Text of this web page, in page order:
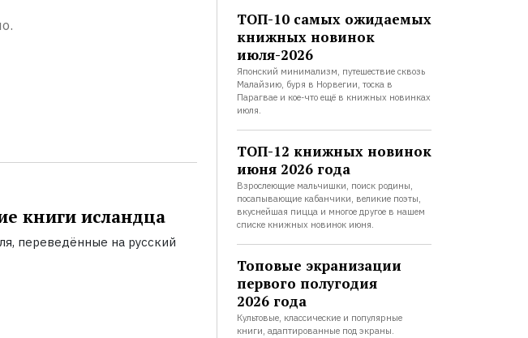
книги исландца
переведённые на русский
ТОП-10 самых ожидаемых
книжных новинок
июля-2026
Японский минимализм, путешествие сквозь
Малайзию, буря в Норвегии, тоска в
Парагвае и кое-что ещё в книжных новинках
июля.
ТОП-12 книжных новинок
июня 2026 года
Взрослеющие мальчишки, поиск родины,
посапывающие кабанчики, великие поэты,
вкуснейшая пицца и многое другое в нашем
списке книжных новинок июня.
Топовые экранизации
первого полугодия
2026 года
Культовые, классические и популярные
книги, адаптированные под экраны.